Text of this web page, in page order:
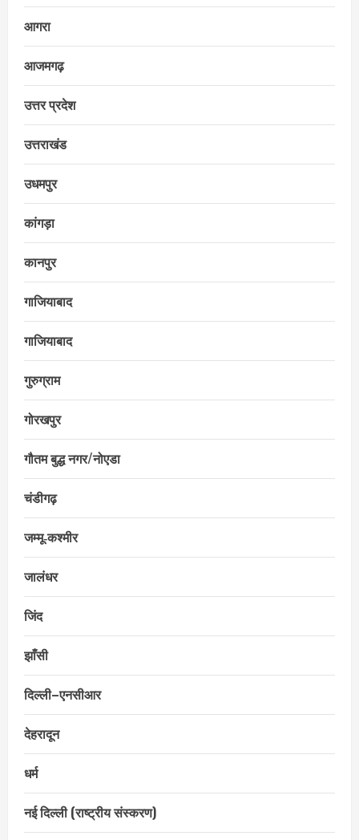
आगरा
आजमगढ़
उत्तर प्रदेश
उत्तराखंड
उधमपुर
कांगड़ा
कानपुर
गाजियाबाद
गाजियाबाद
गुरुग्राम
गोरखपुर
गौतम बुद्ध नगर/नोएडा
चंडीगढ़
जम्मू‑कश्मीर
जालंधर
जिंद
झाँसी
दिल्ली–एनसीआर
देहरादून
धर्म
नई दिल्ली (राष्ट्रीय संस्करण)